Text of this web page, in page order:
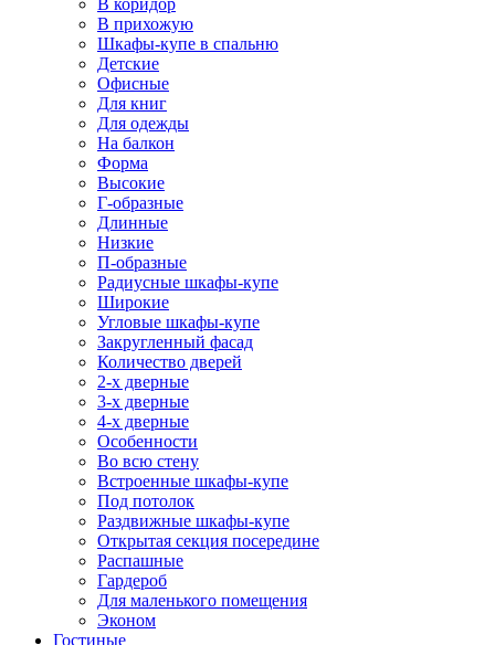
В коридор
В прихожую
Шкафы-купе в спальню
Детские
Офисные
Для книг
Для одежды
На балкон
Форма
Высокие
Г-образные
Длинные
Низкие
П-образные
Радиусные шкафы-купе
Широкие
Угловые шкафы-купе
Закругленный фасад
Количество дверей
2-х дверные
3-х дверные
4-х дверные
Особенности
Во всю стену
Встроенные шкафы-купе
Под потолок
Раздвижные шкафы-купе
Открытая секция посередине
Распашные
Гардероб
Для маленького помещения
Эконом
Гостиные